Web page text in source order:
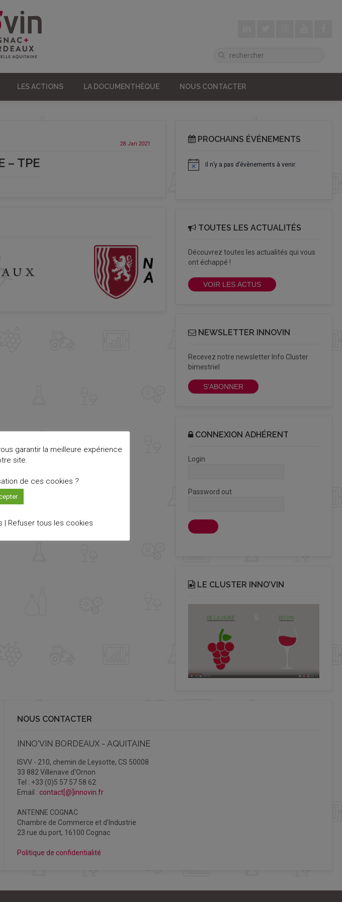
LES ACTIONS LA DOCUMENTHÈQUE NOUS CONTACTER
28 Jan 2021
– TPE
PROCHAINS ÉVÉNEMENTS
Notice Il n’y a pas d’évènements à venir.
TOUTES LES ACTUALITÉS
Découvrez toutes les actualités qui vous
ont échappé !
VOIR LES ACTUS
NEWSLETTER INNOVIN
Recevez notre newsletter Info Cluster
bimestriel
S'ABONNER
CONNEXION ADHÉRENT
Login
Password out
LE CLUSTER INNO’VIN
NOUS CONTACTER
INNO'VIN BORDEAUX - AQUITAINE
ISVV - 210, chemin de Leysotte, CS 50008
33 882 Villenave d'Ornon
Tel : +33 (0)5 57 57 58 62
Email : contact[@]innovin.fr
ANTENNE COGNAC
Chambre de Commerce et d'Industrie
23 rue du port, 16100 Cognac
Politique de confidentialité
garantir la meilleure expérience
site.
de ces cookies ?
| Refuser tous les cookies